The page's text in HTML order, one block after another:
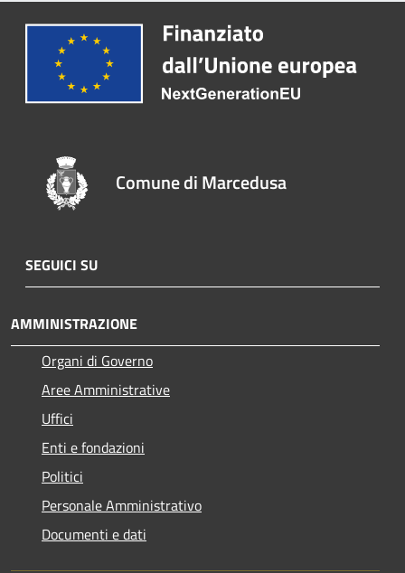
Comune di Marcedusa
SEGUICI SU
AMMINISTRAZIONE
Organi di Governo
Aree Amministrative
Uffici
Enti e fondazioni
Politici
Personale Amministrativo
Documenti e dati